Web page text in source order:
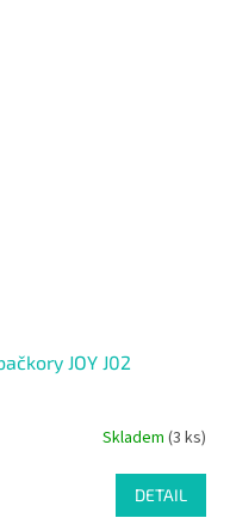
JOY J02
Skladem (3 ks)
DETAIL